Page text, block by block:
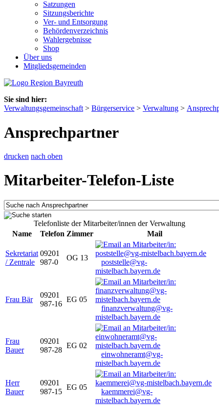
Satzungen
Sitzungsberichte
Ver- und Entsorgung
Behördenverzeichnis
Wahlergebnisse
Shop
Über uns
Mitgliedsgemeinden
Sie sind hier:
Verwaltungsgemeinschaft > Bürgerservice > Verwaltung >
Ansprechpartner
drucken nach oben
Mitarbeiter-Telefon-Liste
Telefonliste der Mitarbeiter/innen der Verwaltung
Name
Telefon Zimmer Mail
Sekretariat
/ Zentrale
09201
987-0
OG 13
poststelle@vg-
mistelbach.bayern.de
Frau Bär
09201
987-16
EG 05
finanzverwaltung@vg-
mistelbach.bayern.de
Frau
Bauer
09201
987-28
EG 02
einwohneramt@vg-
mistelbach.bayern.de
Herr
Bauer
09201
987-15
EG 05
kaemmerei@vg-
mistelbach.bayern.de